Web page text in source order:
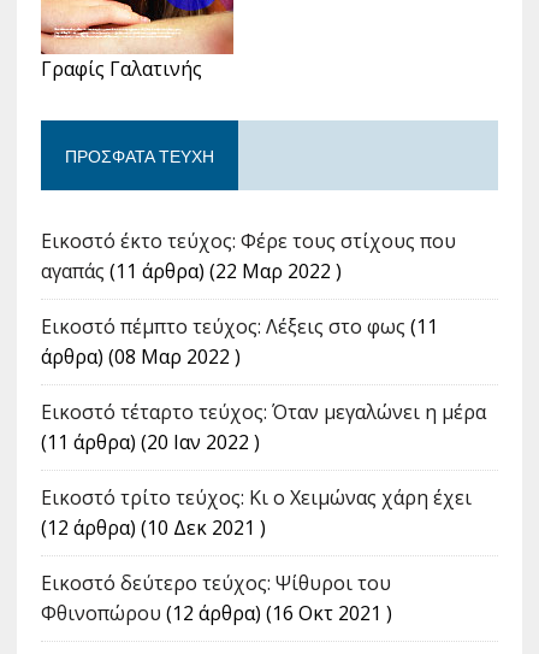
Γραφίς Γαλατινής
ΠΡΌΣΦΑΤΑ ΤΕΎΧΗ
Εικοστό έκτο τεύχος: Φέρε τους στίχους που
αγαπάς (11 άρθρα) (22 Μαρ 2022 )
Εικοστό πέμπτο τεύχος: Λέξεις στο φως (11
άρθρα) (08 Μαρ 2022 )
Εικοστό τέταρτο τεύχος: Όταν μεγαλώνει η μέρα
(11 άρθρα) (20 Ιαν 2022 )
Εικοστό τρίτο τεύχος: Κι ο Χειμώνας χάρη έχει
(12 άρθρα) (10 Δεκ 2021 )
Εικοστό δεύτερο τεύχος: Ψίθυροι του
Φθινοπώρου (12 άρθρα) (16 Οκτ 2021 )